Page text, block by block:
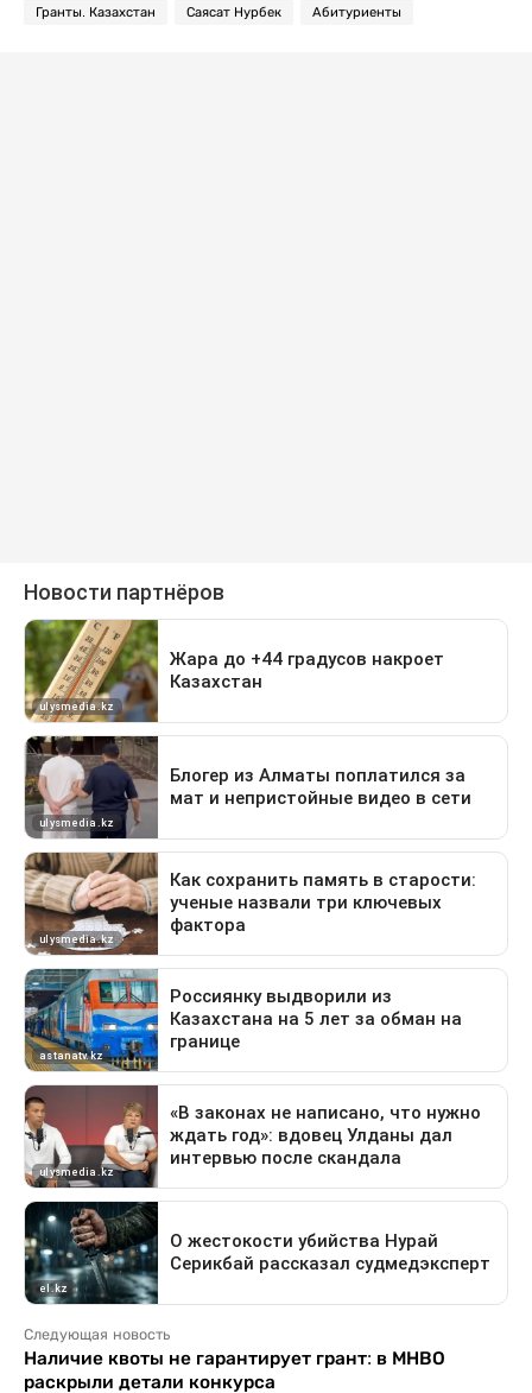
Гранты. Казахстан Саясат Нурбек Абитуриенты
Следующая новость
Наличие квоты не гарантирует грант: в МНВО
раскрыли детали конкурса